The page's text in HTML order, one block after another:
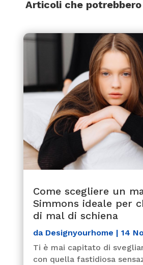
Articoli che
Come scegliere un
Simmons ideale per
di mal di schiena
da Designyourhome | 14
Ti è mai capitato di
con quella fastidiosa